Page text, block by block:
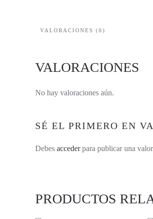
VALORACIONES (0)
VALORACIONES
No hay valoraciones aún.
SÉ EL PRIMERO EN
Debes accederpara publicar una
PRODUCTOS